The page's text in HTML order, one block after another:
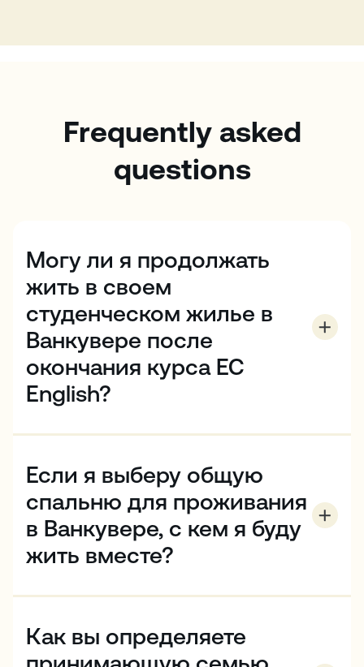
Frequently asked
questions
Могу ли я продолжать
жить в своем
студенческом жилье в
Ванкувере после
окончания курса EC
English?
курса. Проживание обычно бронируется с
Если я выберу общую
спальню для проживания
в Ванкувере, с кем я буду
жить вместе?
студентом EC того же пола. Когда студенты живут
возможное, чтобы поселить вместе студентов из
разных стран или говорящих на разных языках,
Как вы определяете